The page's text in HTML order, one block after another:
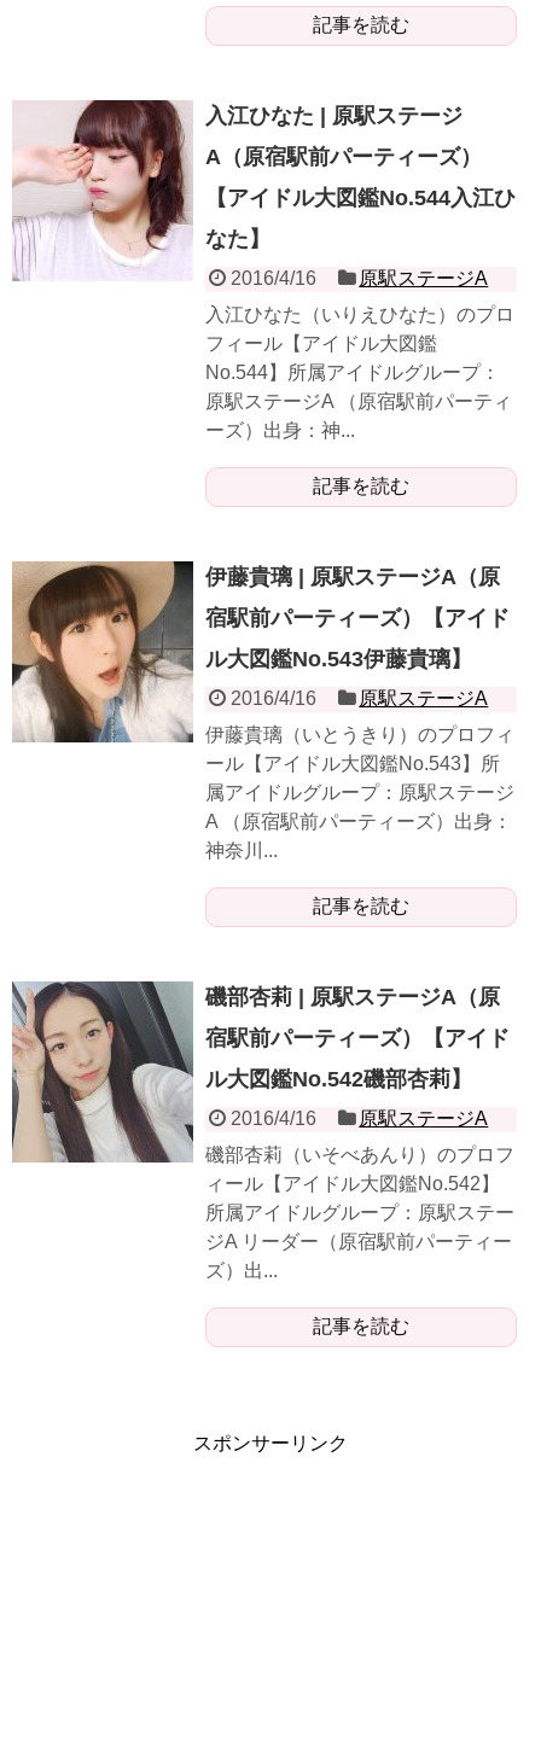
記事を読む
入江ひなた | 原駅ステージ
A（原宿駅前パーティーズ）
【アイドル大図鑑No.544入江ひ
なた】
2016/4/16
原駅ステージA
入江ひなた（いりえひなた）のプロ
フィール【アイドル大図鑑
No.544】所属アイドルグループ：
原駅ステージA （原宿駅前パーティ
ーズ）出身：神...
記事を読む
伊藤貴璃 | 原駅ステージA（原
宿駅前パーティーズ）【アイド
ル大図鑑No.543伊藤貴璃】
2016/4/16
原駅ステージA
伊藤貴璃（いとうきり）のプロフィ
ール【アイドル大図鑑No.543】所
属アイドルグループ：原駅ステージ
A （原宿駅前パーティーズ）出身：
神奈川...
記事を読む
磯部杏莉 | 原駅ステージA（原
宿駅前パーティーズ）【アイド
ル大図鑑No.542磯部杏莉】
2016/4/16
原駅ステージA
磯部杏莉（いそべあんり）のプロフ
ィール【アイドル大図鑑No.542】
所属アイドルグループ：原駅ステー
ジA リーダー（原宿駅前パーティー
ズ）出...
記事を読む
スポンサーリンク